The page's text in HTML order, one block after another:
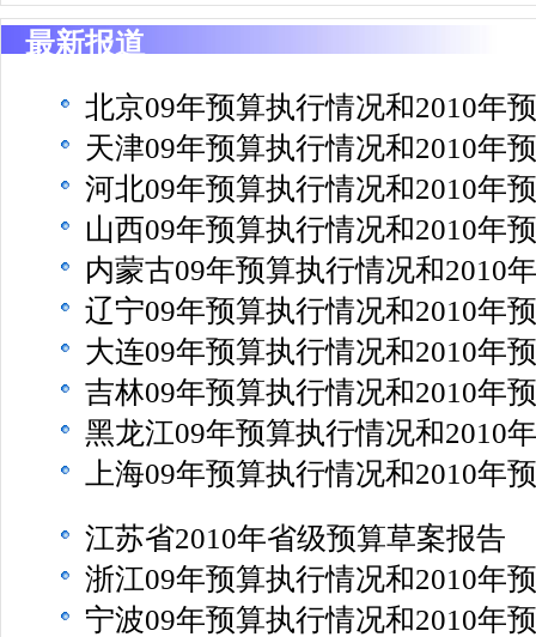
最新报道
北京09年预算执行情况和2010年
天津09年预算执行情况和2010年
河北09年预算执行情况和2010年
山西09年预算执行情况和2010年
内蒙古09年预算执行情况和2010
辽宁09年预算执行情况和2010年
大连09年预算执行情况和2010年
吉林09年预算执行情况和2010年
黑龙江09年预算执行情况和2010
上海09年预算执行情况和2010年
江苏省2010年省级预算草案报告
浙江09年预算执行情况和2010年
宁波09年预算执行情况和2010年